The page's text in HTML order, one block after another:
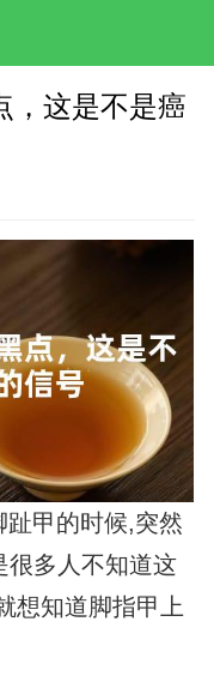
，这是不是癌
甲的时候,突然
很多人不知道这
想知道脚指甲上